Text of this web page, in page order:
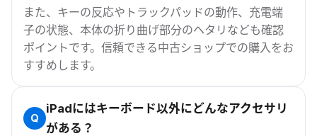
また、キーの反応やトラックパッドの動作、充電端
子の状態、本体の折り曲げ部分のヘタリなども確認
ポイントです。信頼できる中古ショップでの購入をお
すすめします。
iPadにはキーボード以外にどんなアクセサリ
がある？